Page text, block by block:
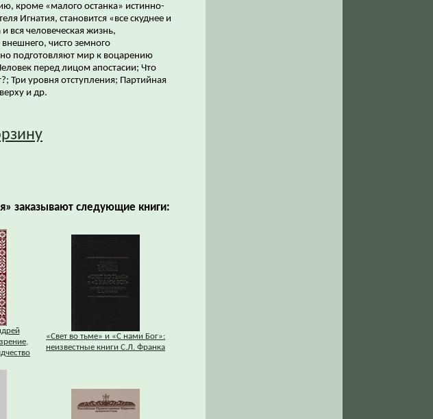
кроме «малого останка» истинно-
Игнатия, становится «все скуднее и
вся человеческая жизнь,
чисто земного
подготовляют мир к воцарению
перед лицом апостасии; Что
Три уровня отступления; Партийная
и др.
заказывают следующие книги:
«Свет во тьме» и «С нами Бог»:
неизвестные книги С.Л. Франка